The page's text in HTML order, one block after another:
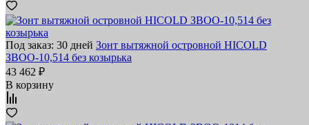
Под заказ: 30 дней Зонт вытяжной островной HICOLD
ЗВОО-10,514 без козырька
43 462 ₽
В корзину